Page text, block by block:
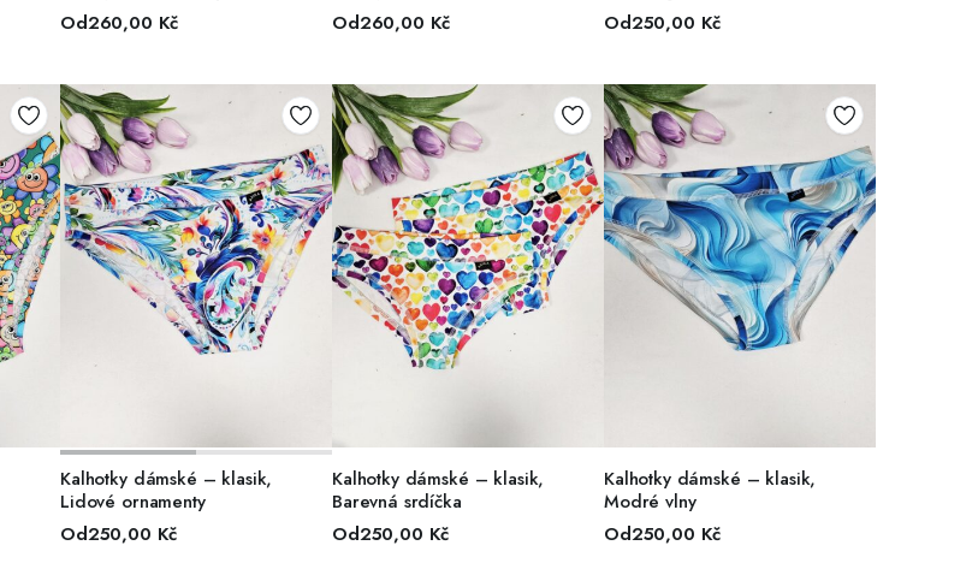
Od260,00 Kč
Od260,00 Kč
Od250,00 Kč
VÝBĚR MOŽNOSTÍ
Kalhotky dámské – klasik,
Lidové ornamenty
Od250,00 Kč
VÝBĚR MOŽNOSTÍ
Kalhotky dámské – klasik,
Barevná srdíčka
Od250,00 Kč
VÝBĚR MOŽNOSTÍ
Kalhotky dámské – klasik,
Modré vlny
Od250,00 Kč